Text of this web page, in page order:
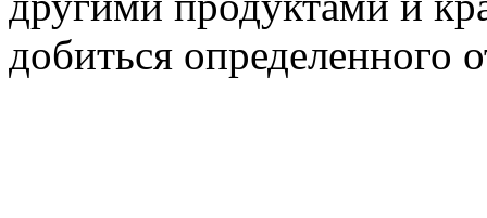
добиться определенного